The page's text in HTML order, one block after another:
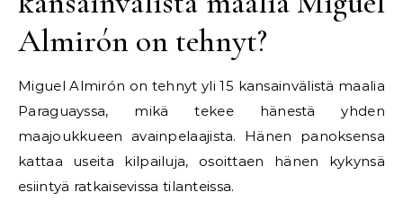
Almirón on tehnyt?
Miguel Almirón on tehnyt yli 15 kansainvälistä maalia
Paraguayssa, mikä tekee hänestä yhden
maajoukkueen avainpelaajista. Hänen panoksensa
kattaa useita kilpailuja, osoittaen hänen kykynsä
esiintyä ratkaisevissa tilanteissa.